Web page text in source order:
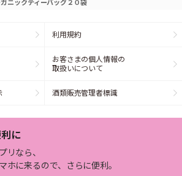
ニックティーバッグ２０袋
利用規約
お客さまの個人情報の
取扱いについて
酒類販売管理者標識
に
リなら、
ホに来るので、さらに便利。